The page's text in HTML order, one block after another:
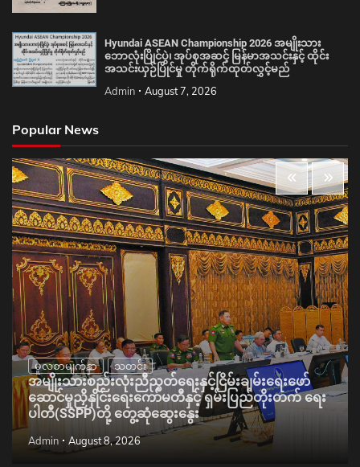
Hyundai ASEAN Championship 2026 အမျိုးသား
ဘောလုံးပြိုင်ပွဲ၊ အုပ်စုအဆင့် မြန်မာအသင်းနှင့် ထိုင်း
အသင်းယှဉ်ပြိုင်မှု တိုက်ရိုက်ထုတ်လွှင့်မည်
Admin August 7, 2026
Popular News
မူလစာမျက်နှာ သတင်း
အမျိုးသားစည်းလုံးညီညွတ်ရေးနှင့်ငြိမ်းချမ်းရေးဖော်
ဆောင်မှုညှိနှိုင်းရေးကော်မတီနှင့် ရှမ်းပြည်တိုးတက် ရေး
ပါတီ(SSPP)တို့ တွေ့ဆုံဆွေးနွေး
Admin August 8, 2026